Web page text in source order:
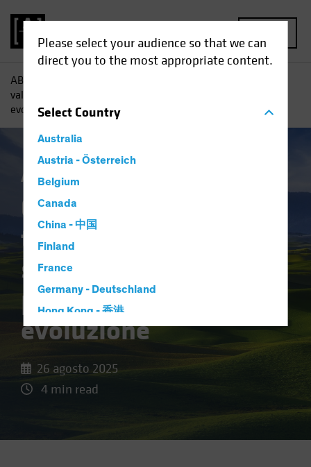
Please select your audience so that we can
direct you to the most appropriate content.
SelectCountry
Australia
Austria - Österreich
Belgium
Canada
China - 中国
Finland
France
Germany - Deutschland
Hong Kong - 香港
Hungary
Italy - Italia
Japan - 日本
Luxembourg and Other EMEA
AB
valore in tempi volatili: strategie per un panorama in
evoluzione
Azionari Blog
Cercare valore in
tempi volatili:
strategie per un
panorama in
evoluzione
26 agosto 2025
4 min read